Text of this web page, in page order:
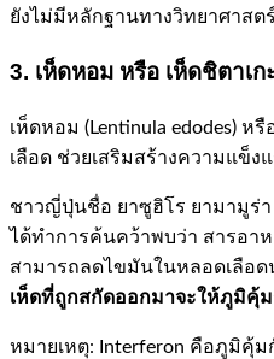
ยังไม่มีหลักฐานทางวิทยาศาส
3. เห็ดหอม หรือ เห็ดชิตาเก
เห็ดหอม (Lentinula edodes)
เลือด ช่วยเสริมสร้างความแข็ง
ชาวญี่ปุ่นชื่อ ยาซูฮิโร ยามามูร่
ได้ทำการค้นคว้าพบว่า สารอา
สามารถลดไขมันในหลอดเลือด
เห็ดที่ถูกสกัดออกมาจะให้ภูมิคุ้ม
หมายเหตุ: Interferon คือภูมิคุ้ม